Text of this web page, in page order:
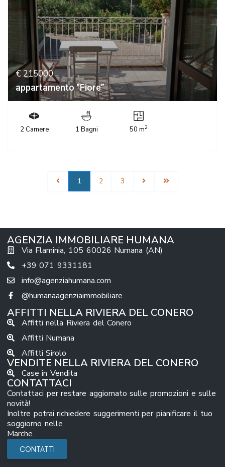
€ 215000
appartamento “Fiore”
2 Camere 1 Bagni 50 m2
1 2 3
AGENZIA IMMOBILIARE HUMANA
Via Flaminia, 105 60026 Numana (AN)
+39 071 9331181
info@agenziahumana.com
@humanaagenziaimmobiliare
AFFITTI NELLA RIVIERA DEL CONERO
Affitti nella Riviera del Conero
Affitti Numana
Affitti Sirolo
VENDITE NELLA RIVIERA DEL CONERO
Case in Vendita
CONTATTACI
Contattaci per restare aggiornato sulle promozioni e sulle
novità!
Inoltre potrai richiedere suggerimenti per pianificare il tuo
soggiorno nelle
Marche.
CONTATTI